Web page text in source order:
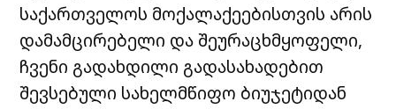
საქართველოს მოქალაქეებისთვის არის
დამამცირებელი და შეურაცხმყოფელი,
ჩვენი გადახდილი გადასახადებით
შევსებული სახელმწიფო ბიუჯეტიდან